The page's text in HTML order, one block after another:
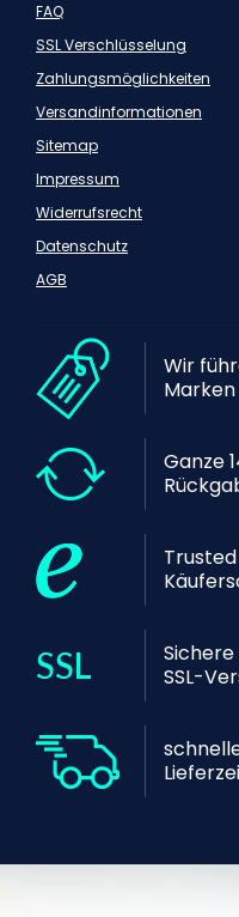
FAQ
SSL Verschlüsselung
Zahlungsmöglichkeiten
Versandinformationen
Sitemap
Impressum
Widerrufsrecht
Datenschutz
AGB
Wir
Ganze
SSL-